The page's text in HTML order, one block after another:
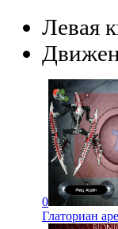
Левая
0
Глаториан